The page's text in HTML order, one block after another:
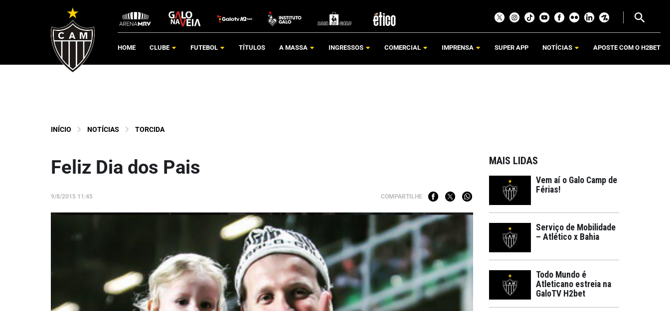
HOME CLUBE FUTEBOL TÍTULOS A MASSA INGRESSOS COMERCIAL IMPRENSA SUPER APP NOTÍCIAS APOSTE COM O H2BET
INÍCIO NOTÍCIAS TORCIDA
Feliz Dia dos Pais
9/8/2015 11:45 COMPARTILHE
MAIS LIDAS
Vem aí o Galo Camp de
Férias!
Serviço de Mobilidade
– Atlético x Bahia
Todo Mundo é
Atleticano estreia na
GaloTV H2bet